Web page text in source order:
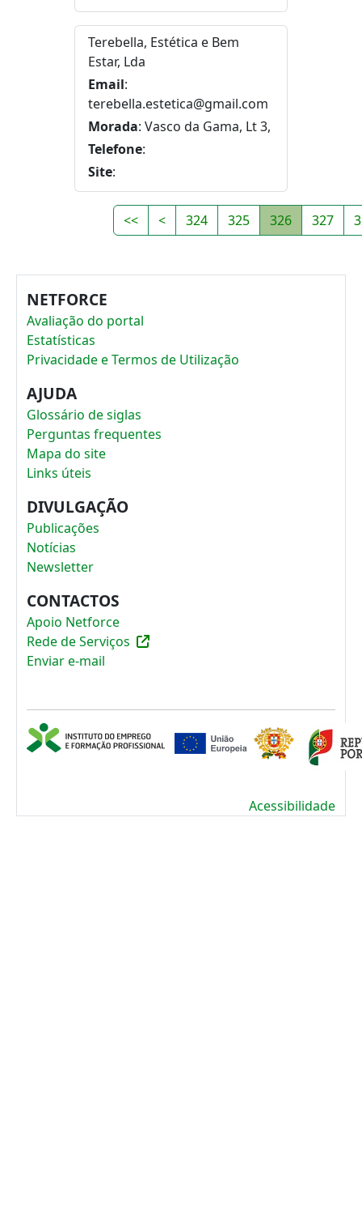
Terebella, Estética e Bem
Estar, Lda
Email:
terebella.estetica@gmail.com
Morada: Vasco da Gama, Lt 3,
Telefone:
Site:
<< < 324 325 326 327
NETFORCE
Avaliação do portal
Estatísticas
Privacidade e Termos de Utilização
AJUDA
Glossário de siglas
Perguntas frequentes
Mapa do site
Links úteis
DIVULGAÇÃO
Publicações
Notícias
Newsletter
CONTACTOS
Apoio Netforce
Rede de Serviços
Enviar e-mail
Acessibilidade